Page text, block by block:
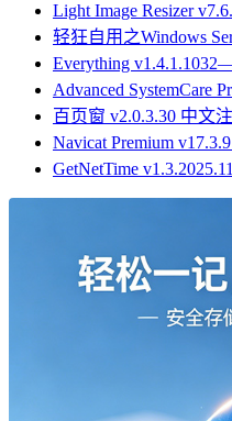
Light Image Resizer
轻狂自用之Windows
Everything
Advanced SystemCare
百页窗 v2.0.3.30 中文
Navicat Premium
GetNetTime